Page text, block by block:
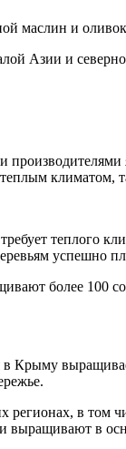
маслин и
Азии и
климатом,
теплого
успешно
более 100
Крыму
в том
выращивают в